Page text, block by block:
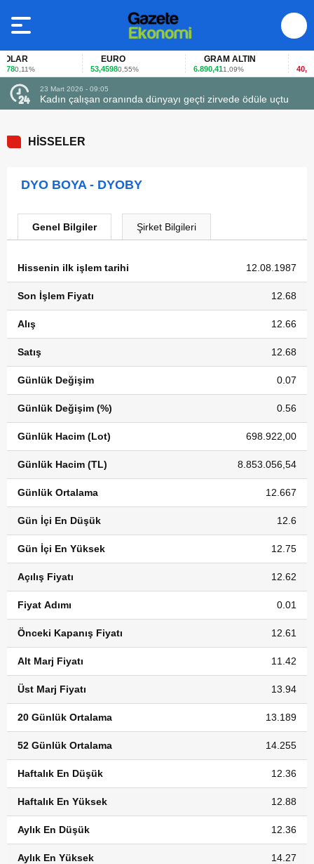
0,11%
EURO
53,45980,55%
GRAM ALTIN
6.890,411,09% 40,65
23 Mart 2026 - 09:05
Kadın çalışan oranında dünyayı geçti zirvede ödüle uçtu
HİSSELER
DYO BOYA - DYOBY
Genel Bilgiler Şirket Bilgileri
Hissenin ilk işlem tarihi 12.08.1987
Son İşlem Fiyatı 12.68
Alış 12.66
Satış 12.68
Günlük Değişim 0.07
Günlük Değişim (%) 0.56
Günlük Hacim (Lot) 698.922,00
Günlük Hacim (TL) 8.853.056,54
Günlük Ortalama 12.667
Gün İçi En Düşük 12.6
Gün İçi En Yüksek 12.75
Açılış Fiyatı 12.62
Fiyat Adımı 0.01
Önceki Kapanış Fiyatı 12.61
Alt Marj Fiyatı 11.42
Üst Marj Fiyatı 13.94
20 Günlük Ortalama 13.189
52 Günlük Ortalama 14.255
Haftalık En Düşük 12.36
Haftalık En Yüksek 12.88
Aylık En Düşük 12.36
Aylık En Yüksek 14.27